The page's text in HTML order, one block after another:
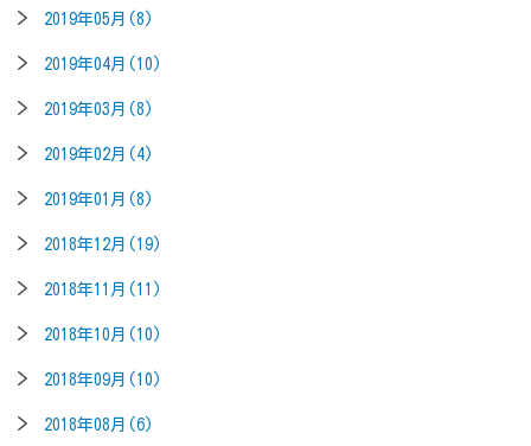
2019年05月(8)
2019年04月(10)
2019年03月(8)
2019年02月(4)
2019年01月(8)
2018年12月(19)
2018年11月(11)
2018年10月(10)
2018年09月(10)
2018年08月(6)